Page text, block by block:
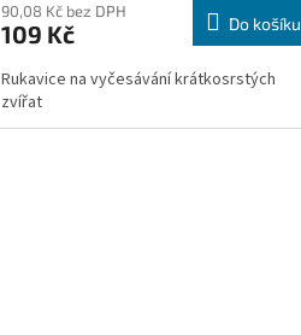
90,08 Kč bez DPH
109 Kč Do košíku
Rukavice na vyčesávání krátkosrstých
zvířat